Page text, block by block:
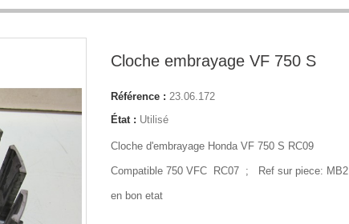
Cloche embrayage VF 750 S
Référence : 23.06.172
État : Utilisé
Cloche d'embrayage Honda VF 750 S RC09
Compatible 750 VFC RC07 ; Ref sur piece: MB2
en bon etat